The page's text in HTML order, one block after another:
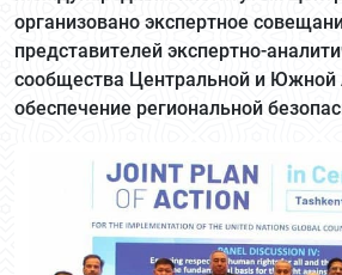
организовано экспертное
представителей экспертно-
сообщества Центральной и Южной
обеспечение региональной